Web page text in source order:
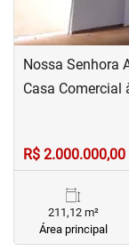
Nossa Senhora
Casa Comercial
R$ 2.000.000,00
211,12 m²
Área principal